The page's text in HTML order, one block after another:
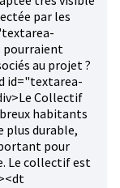
par les
pourraient
au projet ?
id="textarea-
Collectif
habitants
plus durable,
pour
Le collectif est